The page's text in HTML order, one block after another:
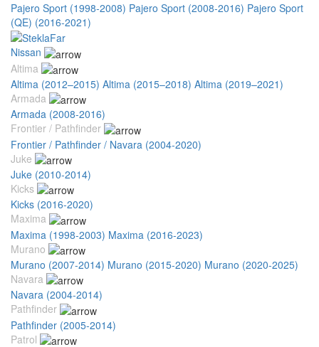
Pajero Sport (1998-2008) Pajero Sport (2008-2016) Pajero Sport
(QE) (2016-2021)
Nissan
Altima
Altima (2012–2015) Altima (2015–2018) Altima (2019–2021)
Armada
Armada (2008-2016)
Frontier / Pathfinder
Frontier / Pathfinder / Navara (2004-2020)
Juke
Juke (2010-2014)
Kicks
Kicks (2016-2020)
Maxima
Maxima (1998-2003) Maxima (2016-2023)
Murano
Murano (2007-2014) Murano (2015-2020) Murano (2020-2025)
Navara
Navara (2004-2014)
Pathfinder
Pathfinder (2005-2014)
Patrol